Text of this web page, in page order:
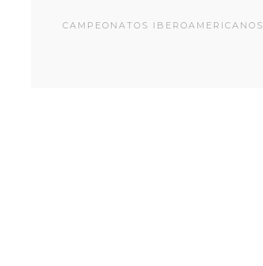
CAMPEONATOS IBEROAMERICANOS